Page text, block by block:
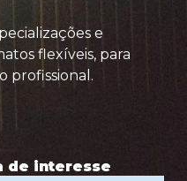
e
flexíveis, para
profissional.
de interesse